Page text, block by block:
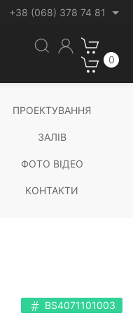
+38 (068) 378 74 81
0
ПРОЕКТУВАННЯ
ЗАЛІВ
ФОТО ВІДЕО
КОНТАКТИ
BS4071101003